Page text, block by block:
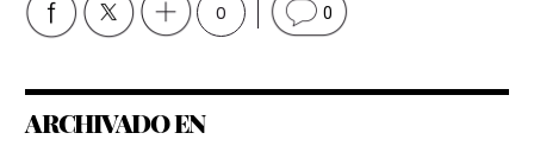
0 0
ARCHIVADO EN